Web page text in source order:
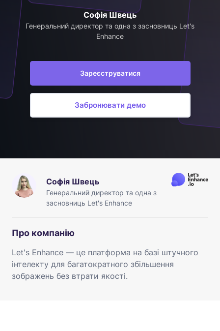
Софія Швець
Генеральний директор та одна з засновниць Let's
Enhance
Зареєструватися
Забронювати демо
Софія Швець
Генеральний директор та одна з
засновниць Let's Enhance
Про компанію
Let's Enhance — це платформа на базі штучного
інтелекту для багатократного збільшення
зображень без втрати якості.